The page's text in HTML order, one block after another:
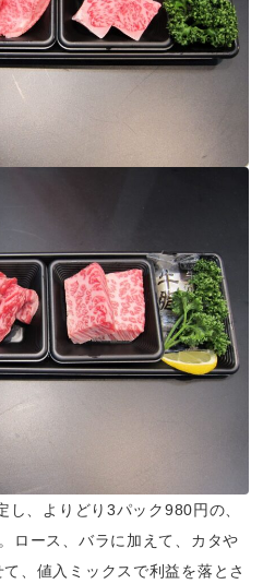
、よりどり3パック980円の、
ロース、バラに加えて、カタや
、値入ミックスで利益を落とさ